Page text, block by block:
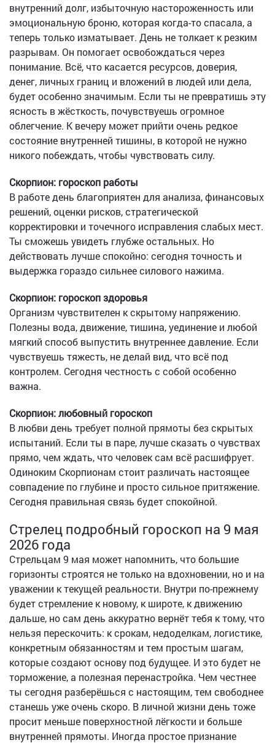
внутренний долг, избыточную настороженность или
эмоциональную броню, которая когда-то спасала, а
теперь только изматывает. День не толкает к резким
разрывам. Он помогает освобождаться через
понимание. Всё, что касается ресурсов, доверия,
денег, личных границ и вложений в людей или дела,
будет особенно значимым. Если ты не превратишь эту
ясность в жёсткость, почувствуешь огромное
облегчение. К вечеру может прийти очень редкое
состояние внутренней тишины, в которой не нужно
никого побеждать, чтобы чувствовать силу.
Скорпион: гороскоп работы
В работе день благоприятен для анализа, финансовых
решений, оценки рисков, стратегической
корректировки и точечного исправления слабых мест.
Ты сможешь увидеть глубже остальных. Но
действовать лучше спокойно: сегодня точность и
выдержка гораздо сильнее силового нажима.
Скорпион: гороскоп здоровья
Организм чувствителен к скрытому напряжению.
Полезны вода, движение, тишина, уединение и любой
мягкий способ выпустить внутреннее давление. Если
чувствуешь тяжесть, не делай вид, что всё под
контролем. Сегодня честность с собой особенно
важна.
Скорпион: любовный гороскоп
В любви день требует полной прямоты без скрытых
испытаний. Если ты в паре, лучше сказать о чувствах
прямо, чем ждать, что человек сам всё расшифрует.
Одиноким Скорпионам стоит различать настоящее
совпадение по глубине и просто сильное притяжение.
Сегодня правильная связь будет спокойной.
Стрелец подробный гороскоп на 9 мая
2026 года
Стрельцам 9 мая может напомнить, что большие
горизонты строятся не только на вдохновении, но и на
уважении к текущей реальности. Внутри по-прежнему
будет стремление к новому, к широте, к движению
дальше, но сам день аккуратно вернёт тебя к тому, что
нельзя перескочить: к срокам, недоделкам, логистике,
конкретным обязанностям и тем простым шагам,
которые создают основу под будущее. И это будет не
торможение, а полезная перенастройка. Чем честнее
ты сегодня разберёшься с настоящим, тем свободнее
станешь уже очень скоро. В личной жизни день тоже
просит меньше поверхностной лёгкости и больше
внутренней прямоты. Иногда простое признание